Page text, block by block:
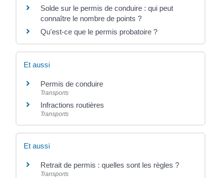
Solde sur le permis de conduire : qui peut
connaître le nombre de points ?
Qu'est-ce que le permis probatoire ?
Et aussi
Permis de conduire
Transports
Infractions routières
Transports
Et aussi
Retrait de permis : quelles sont les règles ?
Transports